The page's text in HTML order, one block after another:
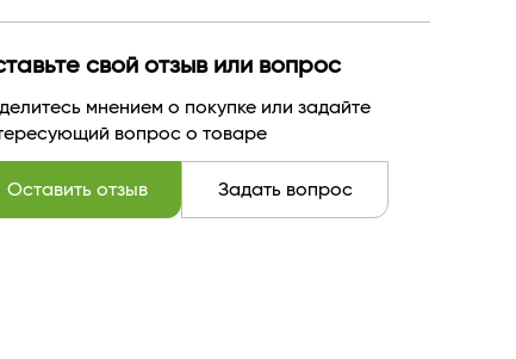
свой отзыв или вопрос
мнением о покупке или задайте
вопрос о товаре
Оставить отзыв Задать вопрос